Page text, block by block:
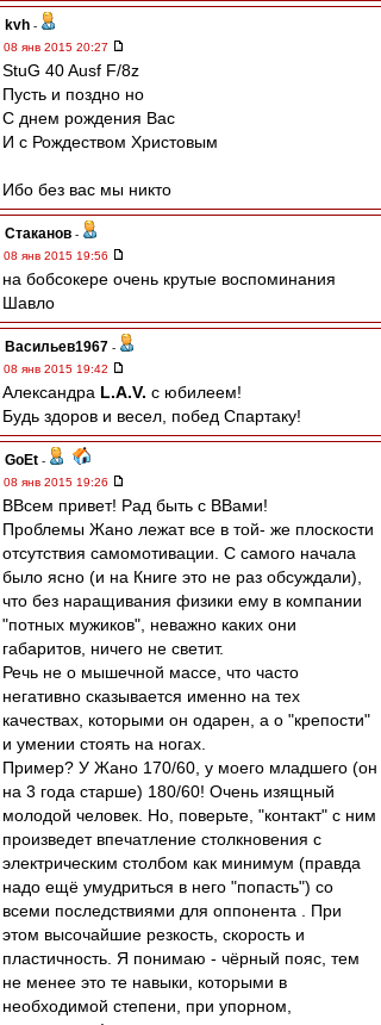
kvh -
08 янв 2015 20:27
StuG 40 Ausf F/8z
Пусть и поздно но
С днем рождения Вас
И с Рождеством Христовым
Ибо без вас мы никто
Cтаканов -
08 янв 2015 19:56
на бобсокере очень крутые воспоминания
Шавло
Васильев1967 -
08 янв 2015 19:42
Александра L.А.V. с юбилеем!
Будь здоров и весел, побед Спартаку!
GoEt -
08 янв 2015 19:26
ВВсем привет! Рад быть с ВВами!
Проблемы Жано лежат все в той- же плоскости
отсутствия самомотивации. С самого начала
было ясно (и на Книге это не раз обсуждали),
что без наращивания физики ему в компании
"потных мужиков", неважно каких они
габаритов, ничего не светит.
Речь не о мышечной массе, что часто
негативно сказывается именно на тех
качествах, которыми он одарен, а о "крепости"
и умении стоять на ногах.
Пример? У Жано 170/60, у моего младшего (он
на 3 года старше) 180/60! Очень изящный
молодой человек. Но, поверьте, "контакт" с ним
произведет впечатление столкновения с
электрическим столбом как минимум (правда
надо ещё умудриться в него "попасть") со
всеми последствиями для оппонента . При
этом высочайшие резкость, скорость и
пластичность. Я понимаю - чёрный пояс, тем
не менее это те навыки, которыми в
необходимой степени, при упорном,